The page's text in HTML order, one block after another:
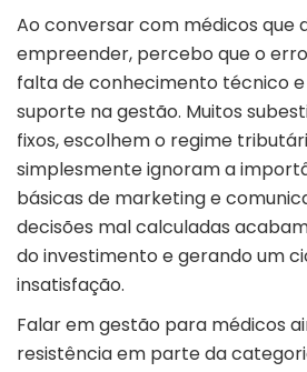
Ao conversar com médicos que
empreender, percebo que o
falta de conhecimento técnico e
suporte na gestão. Muitos
fixos, escolhem o regime
simplesmente ignoram a
básicas de marketing e
decisões mal calculadas
do investimento e gerando um
insatisfação.
Falar em gestão para médicos
resistência em parte da